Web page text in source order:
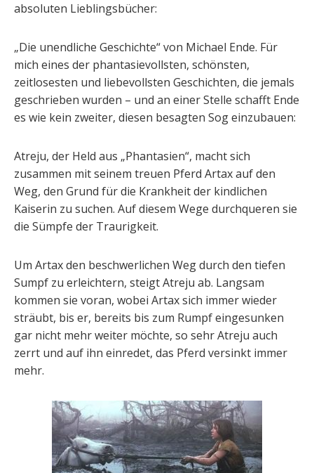
absoluten Lieblingsbücher:
„Die unendliche Geschichte“ von Michael Ende. Für
mich eines der phantasievollsten, schönsten,
zeitlosesten und liebevollsten Geschichten, die jemals
geschrieben wurden – und an einer Stelle schafft Ende
es wie kein zweiter, diesen besagten Sog einzubauen:
Atreju, der Held aus „Phantasien“, macht sich
zusammen mit seinem treuen Pferd Artax auf den
Weg, den Grund für die Krankheit der kindlichen
Kaiserin zu suchen. Auf diesem Wege durchqueren sie
die Sümpfe der Traurigkeit.
Um Artax den beschwerlichen Weg durch den tiefen
Sumpf zu erleichtern, steigt Atreju ab. Langsam
kommen sie voran, wobei Artax sich immer wieder
sträubt, bis er, bereits bis zum Rumpf eingesunken
gar nicht mehr weiter möchte, so sehr Atreju auch
zerrt und auf ihn einredet, das Pferd versinkt immer
mehr.